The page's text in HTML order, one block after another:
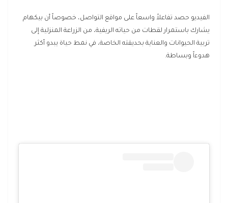
الفيديو حصد تفاعلاً واسعاً على مواقع التواصل، خصوصاً أن بيكهام
يشارك باستمرار لقطات من حياته الريفية، من الزراعة المنزلية إلى
تربية الحيوانات والعناية بحديقته الخاصة، في نمط حياة يبدو أكثر
هدوءاً وبساطة.